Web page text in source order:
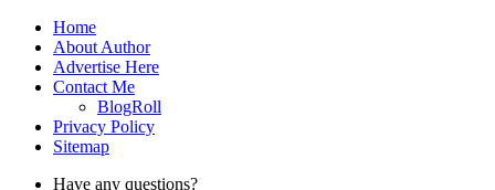
Skip
content
Home
About Author
Advertise Here
Contact Me
BlogRoll
Privacy Policy
Sitemap
Have any questions?